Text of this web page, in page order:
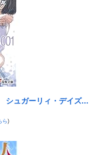
情報を教えて！」 → 企
は？特定につながらな
に『爆弾発言』をして
室の様子が(((ﾟДﾟ)))
ちゃんを交換した」全
にならんかった
井寺眞、衝撃ゴール！
活躍で海外絶賛！【海
ション Nintendo
わい「ほーん」
ュガーリィ・デイズ...
ら)